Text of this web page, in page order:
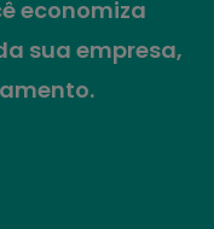
economiza
sua empresa,